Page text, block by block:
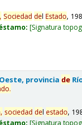
Sociedad delEstado,
Signatura
provincia de
.
sociedad delestado,
Signatura